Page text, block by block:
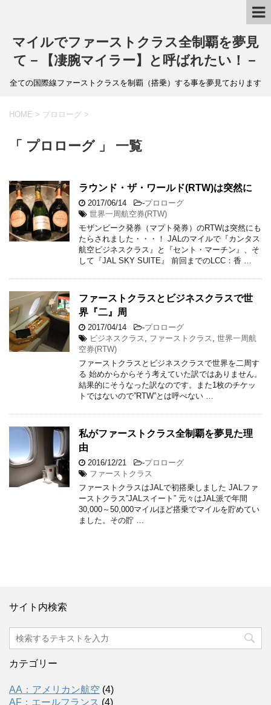
マイルでファーストクラス全制覇を夢見
て－【凄腕マイラー】と呼ばれたい！－
全ての国際線ファーストクラスを制覇（搭乗）する事を夢見ております
HOME > プロローグ >
「 プロローグ 」 一覧
ラウンド・ザ・ワールド(RTW)は突然に
2017/06/14 -プロローグ
世界一周航空券(RTW)
モザンビーク発券（マプト発券）のRTWは突然にも
たらされました・・・！ JALのマイルで『カンタス
航空ビジネスクラス』と『セント・マーチン』、そ
して『JAL SKY SUITE』 前回までのLCC：香 …
ファーストクラスとビジネスクラスで世
界『二』周
2017/04/14 -プロローグ
ビジネスクラス
ファーストクラス
世界一周航
空券(RTW)
ファーストクラスとビジネスクラスで世界を二周す
る 始めからからそう考えていた訳ではありません。
結果的にそうなった訳なのです。また1枚のチケッ
トではないので”RTW”とは呼べない …
私がファーストクラス全制覇を夢見た理
由
2016/12/21 -プロローグ
ファーストクラス
ファーストクラスはJALで初搭乗しました JALファ
ーストクラス”JALスイート” 元々はJAL派で年間
30,000～50,000マイルほど搭乗でマイルを貯めてい
ました。その貯 …
サイト内検索
カテゴリー
AA：アメリカン航空 (4)
AF：エールフランス (4)